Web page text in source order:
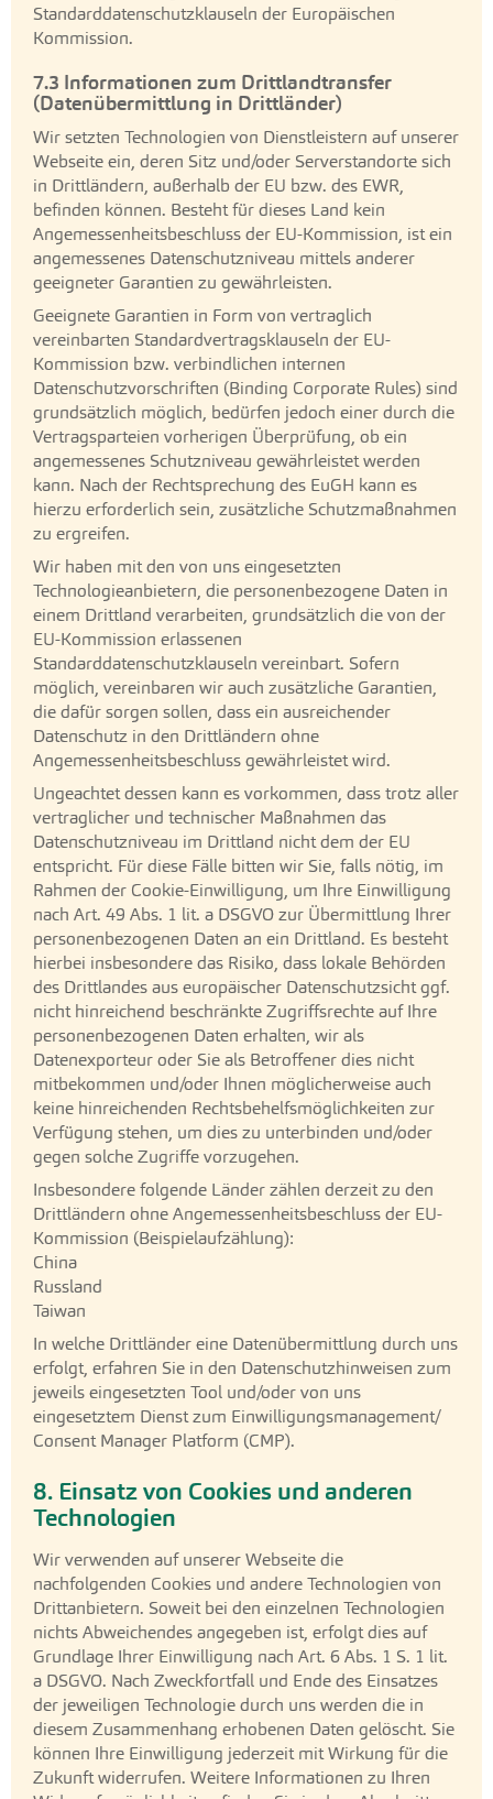
Standarddatenschutzklauseln der Europäischen
Kommission.
7.3 Informationen zum Drittlandtransfer
(Datenübermittlung in Drittländer)
Wir setzten Technologien von Dienstleistern auf unserer
Webseite ein, deren Sitz und/oder Serverstandorte sich
in Drittländern, außerhalb der EU bzw. des EWR,
befinden können. Besteht für dieses Land kein
Angemessenheitsbeschluss der EU-Kommission, ist ein
angemessenes Datenschutzniveau mittels anderer
geeigneter Garantien zu gewährleisten.
Geeignete Garantien in Form von vertraglich
vereinbarten Standardvertragsklauseln der EU-
Kommission bzw. verbindlichen internen
Datenschutzvorschriften (Binding Corporate Rules) sind
grundsätzlich möglich, bedürfen jedoch einer durch die
Vertragsparteien vorherigen Überprüfung, ob ein
angemessenes Schutzniveau gewährleistet werden
kann. Nach der Rechtsprechung des EuGH kann es
hierzu erforderlich sein, zusätzliche Schutzmaßnahmen
zu ergreifen.
Wir haben mit den von uns eingesetzten
Technologieanbietern, die personenbezogene Daten in
einem Drittland verarbeiten, grundsätzlich die von der
EU-Kommission erlassenen
Standarddatenschutzklauseln vereinbart. Sofern
möglich, vereinbaren wir auch zusätzliche Garantien,
die dafür sorgen sollen, dass ein ausreichender
Datenschutz in den Drittländern ohne
Angemessenheitsbeschluss gewährleistet wird.
Ungeachtet dessen kann es vorkommen, dass trotz aller
vertraglicher und technischer Maßnahmen das
Datenschutzniveau im Drittland nicht dem der EU
entspricht. Für diese Fälle bitten wir Sie, falls nötig, im
Rahmen der Cookie-Einwilligung, um Ihre Einwilligung
nach Art. 49 Abs. 1 lit. a DSGVO zur Übermittlung Ihrer
personenbezogenen Daten an ein Drittland. Es besteht
hierbei insbesondere das Risiko, dass lokale Behörden
des Drittlandes aus europäischer Datenschutzsicht ggf.
nicht hinreichend beschränkte Zugriffsrechte auf Ihre
personenbezogenen Daten erhalten, wir als
Datenexporteur oder Sie als Betroffener dies nicht
mitbekommen und/oder Ihnen möglicherweise auch
keine hinreichenden Rechtsbehelfsmöglichkeiten zur
Verfügung stehen, um dies zu unterbinden und/oder
gegen solche Zugriffe vorzugehen.
Insbesondere folgende Länder zählen derzeit zu den
Drittländern ohne Angemessenheitsbeschluss der EU-
Kommission (Beispielaufzählung):
China
Russland
Taiwan
In welche Drittländer eine Datenübermittlung durch uns
erfolgt, erfahren Sie in den Datenschutzhinweisen zum
jeweils eingesetzten Tool und/oder von uns
eingesetztem Dienst zum Einwilligungsmanagement/
Consent Manager Platform (CMP).
8. Einsatz von Cookies und anderen
Technologien
Wir verwenden auf unserer Webseite die
nachfolgenden Cookies und andere Technologien von
Drittanbietern. Soweit bei den einzelnen Technologien
nichts Abweichendes angegeben ist, erfolgt dies auf
Grundlage Ihrer Einwilligung nach Art. 6 Abs. 1 S. 1 lit.
a DSGVO. Nach Zweckfortfall und Ende des Einsatzes
der jeweiligen Technologie durch uns werden die in
diesem Zusammenhang erhobenen Daten gelöscht. Sie
können Ihre Einwilligung jederzeit mit Wirkung für die
Zukunft widerrufen. Weitere Informationen zu Ihren